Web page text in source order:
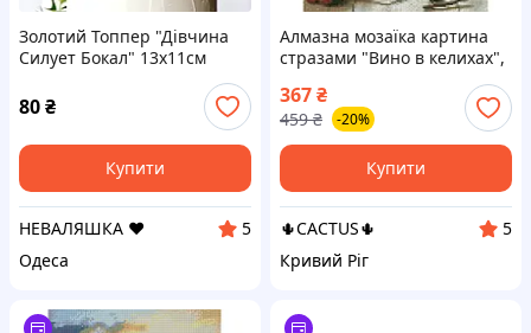
Золотий Топпер "Дівчина
Силует Бокал" 13х11cм
Фігурка на Торт у Квіти з
Дзеркального Пластику
Напис Золото
80₴
Купити
НЕВАЛЯШКА ♥️
5
Одеса
Алмазна мозаїка картина
стразами "Вино в келихах",
Середньої Складності, 28
кольорів, для дорослих 18+
367₴
459 ₴ -20%
Купити
🌵CACTUS🌵
5
Кривий Ріг